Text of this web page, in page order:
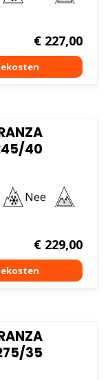
€227,00
40
Nee
€229,00
35